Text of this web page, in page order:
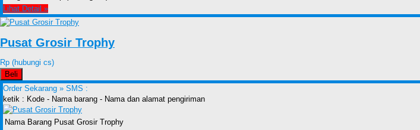
Lihat Detail »
Pusat Grosir Trophy
Rp (hubungi cs)
Beli
Order Sekarang » SMS :
ketik : Kode - Nama barang - Nama dan alamat pengiriman
Nama Barang Pusat Grosir Trophy